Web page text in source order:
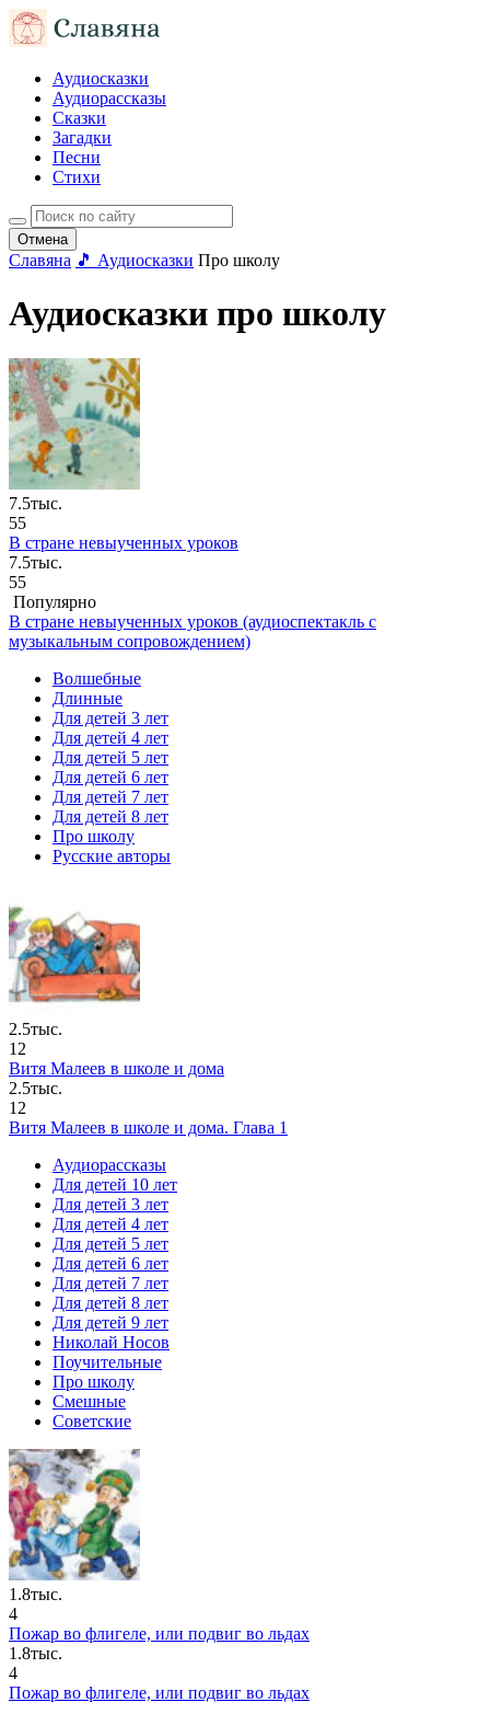
Аудиосказки
Аудиорассказы
Сказки
Загадки
Песни
Стихи
Отмена
Славяна 🎵 Аудиосказки Про школу
Аудиосказки про школу
7.5тыс.
55
В стране невыученных уроков
7.5тыс.
55
Популярно
В стране невыученных уроков (аудиоспектакль с
музыкальным сопровождением)
Волшебные
Длинные
Для детей 3 лет
Для детей 4 лет
Для детей 5 лет
Для детей 6 лет
Для детей 7 лет
Для детей 8 лет
Про школу
Русские авторы
2.5тыс.
12
Витя Малеев в школе и дома
2.5тыс.
12
Витя Малеев в школе и дома. Глава 1
Аудиорассказы
Для детей 10 лет
Для детей 3 лет
Для детей 4 лет
Для детей 5 лет
Для детей 6 лет
Для детей 7 лет
Для детей 8 лет
Для детей 9 лет
Николай Носов
Поучительные
Про школу
Смешные
Советские
1.8тыс.
4
Пожар во флигеле, или подвиг во льдах
1.8тыс.
4
Пожар во флигеле, или подвиг во льдах